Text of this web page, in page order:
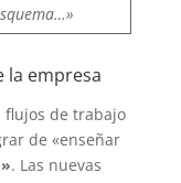
la empresa
flujos de trabajo
de «enseñar
. Las nuevas